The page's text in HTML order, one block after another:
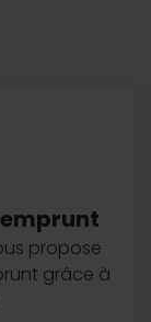
propose
grâce à